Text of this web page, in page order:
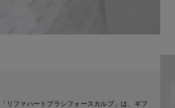
「リファハートブラシフォースカルプ」は、ギフ